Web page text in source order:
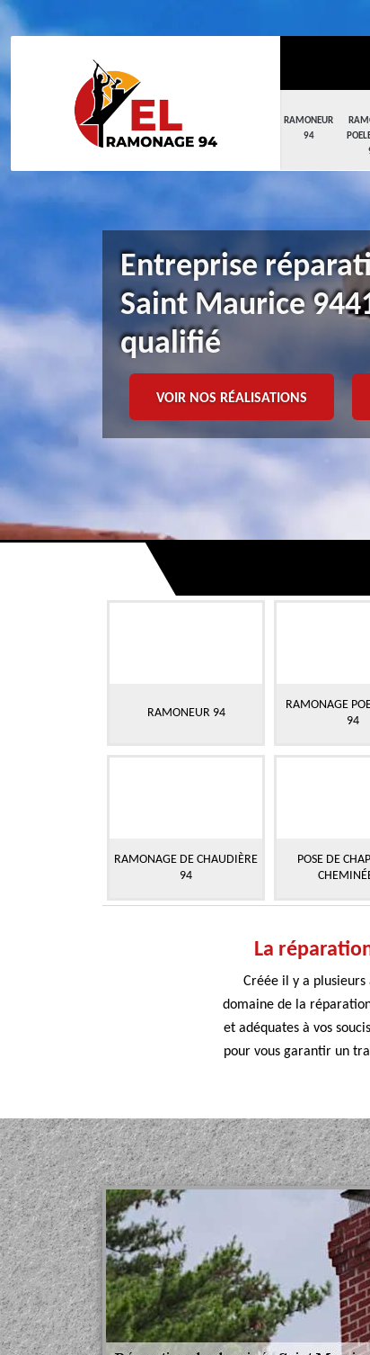
RAMONEUR
94
Entreprise
Saint Maurice
qualifié
VOIR NOS RÉALISATIONS
RAMONEUR 94
RAMONAGE
94
RAMONAGE DE CHAUDIÈRE
94
POSE DE
La
Créée il y a plusieurs
domaine de la
et adéquates à vos
pour vous garantir un